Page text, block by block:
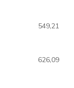
549,21
626,09